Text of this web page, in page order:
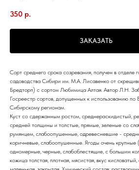
350 р.
ЗАКАЗАТЬ
Сорт среднего срока созревания, получен в
садоводства Сибири им. М.А. Лисавенко от
Бредторп) с сортом Любимица Алтая. Автор Л.Н.
Госреестр сортов, допущенных к использованию
Сибирскому регионам.
Куст со сдержанным ростом, среднераскидистый,
средней толщины и толстые, прямые, зеленые со
румянцем, слабоопушенные, одревесневшие -
коричневые, слабоопушенные. Ягоды очень крупные
одномерные, черные, слабоблестящие, с большим
кожица толстая, плотная, мясистая, вкус